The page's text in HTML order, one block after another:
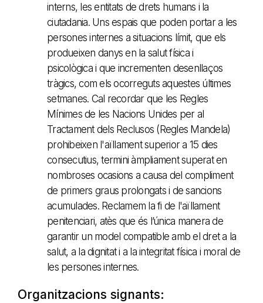
interns, les entitats de drets humans i la
ciutadania. Uns espais que poden portar a les
persones internes a situacions límit, que els
produeixen danys en la salut física i
psicològica i que incrementen desenllaços
tràgics, com els ocorreguts aquestes últimes
setmanes. Cal recordar que les Regles
Mínimes de les Nacions Unides per al
Tractament dels Reclusos (Regles Mandela)
prohibeixen l'aïllament superior a 15 dies
consecutius, termini àmpliament superat en
nombroses ocasions a causa del compliment
de primers graus prolongats i de sancions
acumulades. Reclamem la fi de l'aïllament
penitenciari, atès que és l’única manera de
garantir un model compatible amb el dret a la
salut, a la dignitat i a la integritat física i moral de
les persones internes.
Organitzacions signants: